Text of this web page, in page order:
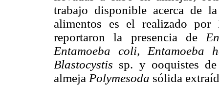
trabajo disponible acerca de
alimentos es el realizado
reportaron la presencia de
Entamoeba coli,
Blastocystis sp. y ooquistes
almeja Polymesoda sólida